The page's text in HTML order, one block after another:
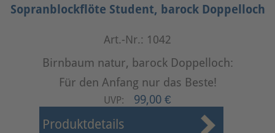
Sopranblockflöte Student, barock Doppelloch
Art.-Nr.: 1042
Birnbaum natur, barock Doppelloch:
Für den Anfang nur das Beste!
UVP: 99,00 €
Produktdetails